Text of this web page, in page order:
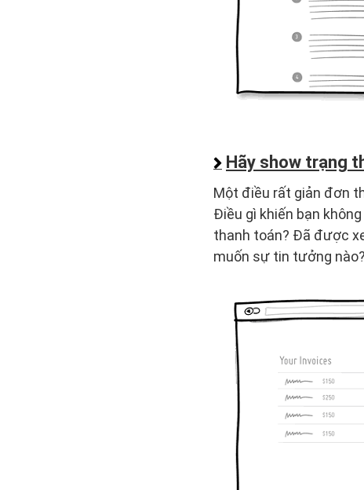
Hãy show trạng
Một điều rất giản đơn
Điều gì khiến bạn
thanh toán? Đã được
muốn sự tin tưởng nào?